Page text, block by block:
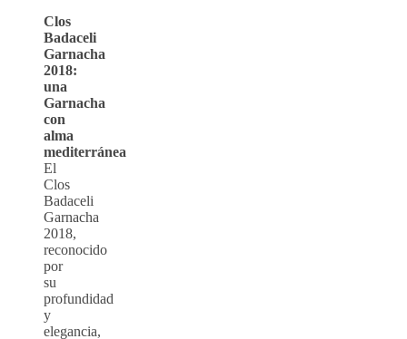
Clos
Badaceli
Garnacha
2018:
una
Garnacha
con
alma
mediterránea
El
Clos
Badaceli
Garnacha
2018,
reconocido
por
su
profundidad
y
elegancia,